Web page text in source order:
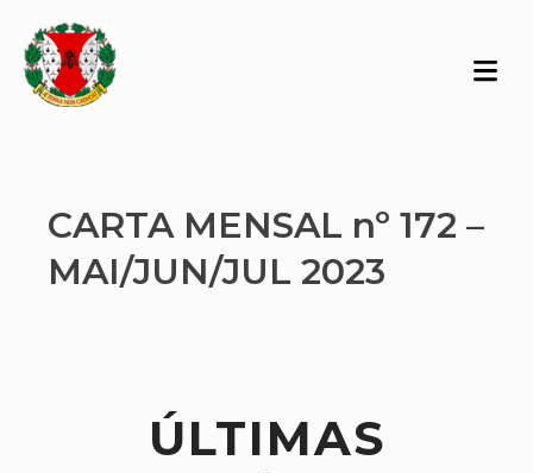
CARTA MENSAL nº 172 –
MAI/JUN/JUL 2023
ÚLTIMAS